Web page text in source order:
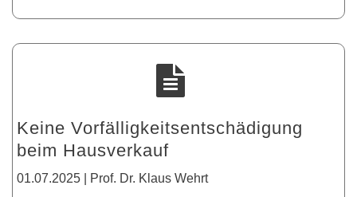
Keine Vorfälligkeitsentschädigung
beim Hausverkauf
01.07.2025 | Prof. Dr. Klaus Wehrt